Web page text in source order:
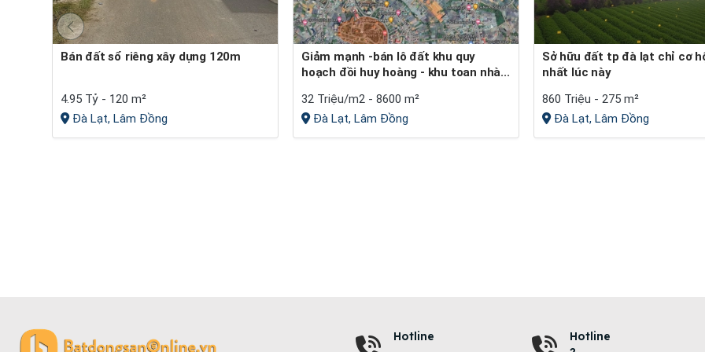
Bán đất sổ riêng xây dựng 120m
4.95 Tỷ - 120 m²
Đà Lạt, Lâm Đồng
Giảm mạnh -bán lô đất khu quy
hoạch đồi huy hoàng - khu toan nhà...
32 Triệu/m2 - 8600 m²
Đà Lạt, Lâm Đồng
Sở hữu đất tp đà lạt chỉ cơ hội duy
nhất lúc này
860 Triệu - 275 m²
Đà Lạt, Lâm Đồng
Hotline
Hotline